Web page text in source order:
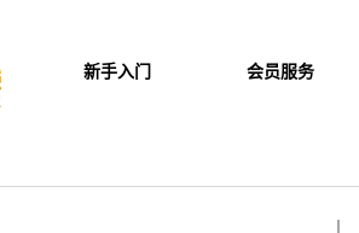
新手入门 会员服务